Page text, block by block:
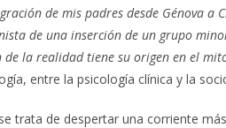
de mis padres desde Génova a
de una inserción de un grupo
la realidad tiene su origen en el
entre la psicología clínica y la
trata de despertar una corriente